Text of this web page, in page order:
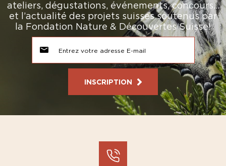
ateliers, dégustations, événements, concours…
et l’actualité des projets suisses soutenus par
la Fondation Nature & Découvertes Suisse!
INSCRIPTION